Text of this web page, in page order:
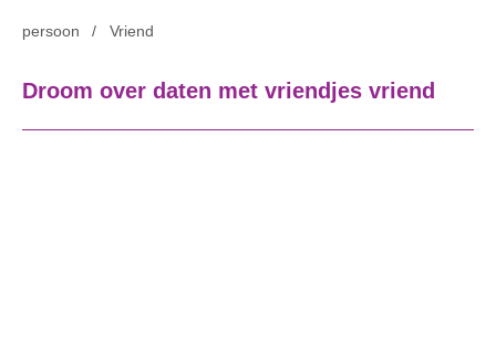
persoon Vriend
Droom over daten met vriendjes vriend